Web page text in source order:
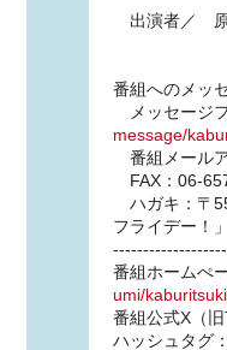
出演者／
番組へのメッ
メッセージ
message/
番組メール
FAX：06-
ハガキ：〒
フライデー！」
番組ホームぺ
umi/
番組公式X（旧
ハッシュタグ